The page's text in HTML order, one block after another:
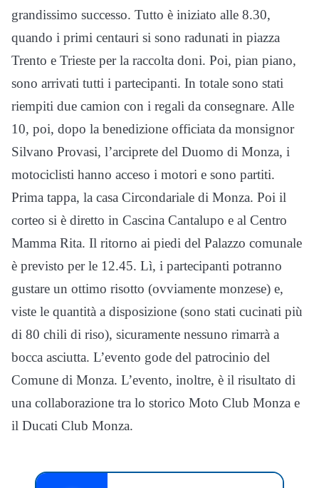
grandissimo successo. Tutto è iniziato alle 8.30,
quando i primi centauri si sono radunati in piazza
Trento e Trieste per la raccolta doni. Poi, pian piano,
sono arrivati tutti i partecipanti. In totale sono stati
riempiti due camion con i regali da consegnare. Alle
10, poi, dopo la benedizione officiata da monsignor
Silvano Provasi, l’arciprete del Duomo di Monza, i
motociclisti hanno acceso i motori e sono partiti.
Prima tappa, la casa Circondariale di Monza. Poi il
corteo si è diretto in Cascina Cantalupo e al Centro
Mamma Rita. Il ritorno ai piedi del Palazzo comunale
è previsto per le 12.45. Lì, i partecipanti potranno
gustare un ottimo risotto (ovviamente monzese) e,
viste le quantità a disposizione (sono stati cucinati più
di 80 chili di riso), sicuramente nessuno rimarrà a
bocca asciutta. L’evento gode del patrocinio del
Comune di Monza. L’evento, inoltre, è il risultato di
una collaborazione tra lo storico Moto Club Monza e
il Ducati Club Monza.